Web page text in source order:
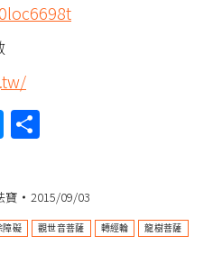
Messenger
寶
2015/09/03
障礙 觀世音菩薩 轉經輪 龍樹菩薩